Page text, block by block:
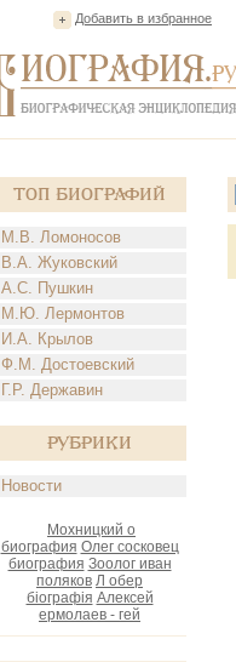
Добавить в избранное
Топ Биографий
М.В. Ломоносов
В.А. Жуковский
А.С. Пушкин
М.Ю. Лермонтов
И.А. Крылов
Ф.М. Достоевский
Г.Р. Державин
Рубрики
Новости
Мохницкий о
биография Олег сосковец
биография Зоолог иван
поляков Л обер
біографія Алексей
ермолаев - гей